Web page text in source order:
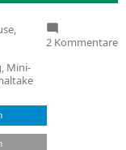
, Mini-
2 Kommentare